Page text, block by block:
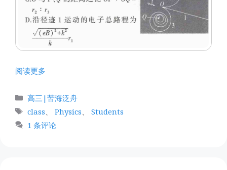
阅读更多
分
类
高三|苦海泛舟
标
签
class Physics
Students
1 条评论